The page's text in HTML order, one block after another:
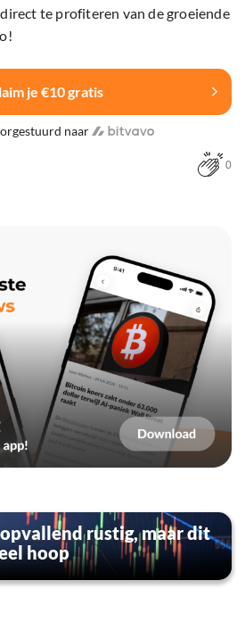
te profiteren van de groeiende
je €10 gratis
naar
0
rustig, maar dit
hoop